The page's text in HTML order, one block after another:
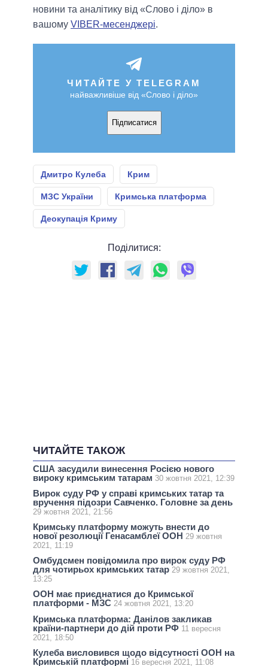
новини та аналітику від «Слово і діло» в
вашому VIBER-месенджері.
ЧИТАЙТЕ У TELEGRAM
найважливіше від «Слово і діло»
Підписатися
Дмитро Кулеба Крим
МЗС України Кримська платформа
Деокупація Криму
Поділитися:
ЧИТАЙТЕ ТАКОЖ
США засудили винесення Росією нового
вироку кримським татарам 30 жовтня 2021, 12:39
Вирок суду РФ у справі кримських татар та
вручення підозри Савченко. Головне за день
29 жовтня 2021, 21:56
Кримську платформу можуть внести до
нової резолюції Генасамблеї ООН 29 жовтня
2021, 11:19
Омбудсмен повідомила про вирок суду РФ
для чотирьох кримських татар 29 жовтня 2021,
13:25
ООН має приєднатися до Кримської
платформи - МЗС 24 жовтня 2021, 13:20
Кримська платформа: Данілов закликав
країни-партнери до дій проти РФ 11 вересня
2021, 18:50
Кулеба висловився щодо відсутності ООН на
Кримській платформі 16 вересня 2021, 11:08